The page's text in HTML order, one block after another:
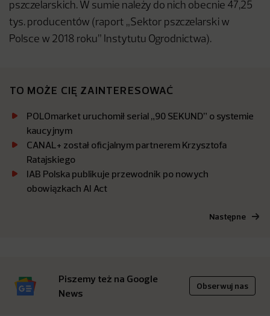
pszczelarskich. W sumie należy do nich obecnie 47,25
tys. producentów (raport „Sektor pszczelarski w
Polsce w 2018 roku” Instytutu Ogrodnictwa).
TO MOŻE CIĘ ZAINTERESOWAĆ
POLOmarket uruchomił serial „90 SEKUND” o systemie
kaucyjnym
CANAL+ został oficjalnym partnerem Krzysztofa
Ratajskiego
IAB Polska publikuje przewodnik po nowych
obowiązkach AI Act
Następne
Piszemy też na Google
News
Obserwuj nas